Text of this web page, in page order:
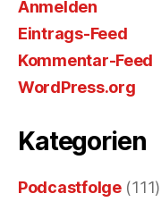
Anmelden
Eintrags-Feed
Kommentar-Feed
WordPress.org
Kategorien
Podcastfolge(111)